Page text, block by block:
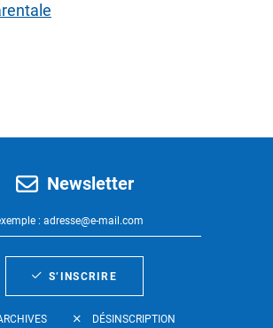
Newsletter
S’INSCRIRE
DÉSINSCRIPTION